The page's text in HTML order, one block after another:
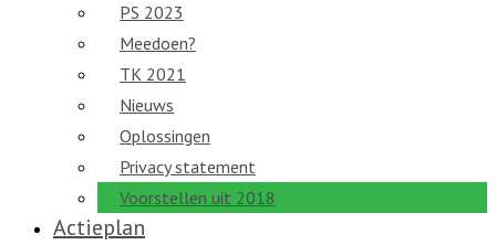
PS 2023
Meedoen?
TK 2021
Nieuws
Oplossingen
Privacy statement
Voorstellen uit 2018
Actieplan